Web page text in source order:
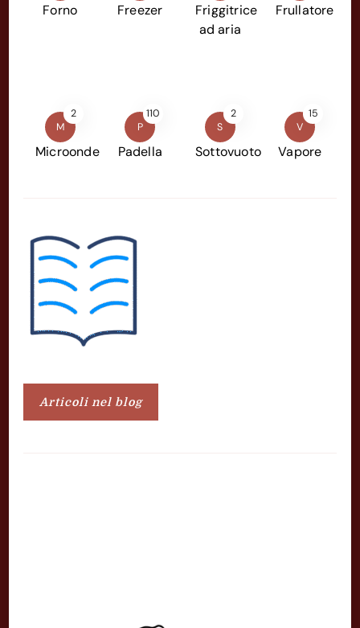
Forno Freezer
Friggitrice
ad aria
Frullatore
M
2
Microonde
P
110
Padella
S
2
Sottovuoto
V
15
Vapore
Articoli nel blog